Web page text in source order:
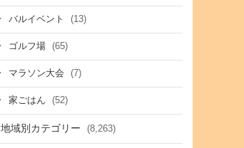
バルイベント (13)
ゴルフ場 (65)
マラソン大会 (7)
家ごはん (52)
地域別カテゴリー (8,263)